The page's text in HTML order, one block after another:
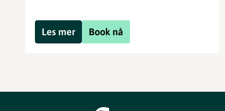
Book nå
Les mer